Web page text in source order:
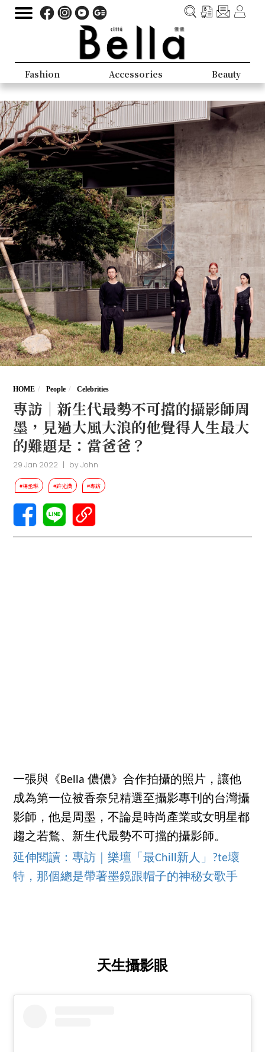
Fashion Accessories Beauty
HOME People Celebrities
專訪｜新生代最勢不可擋的攝影師周
墨，見過大風大浪的他覺得人生最大
的難題是：當爸爸？
29 Jan 2022 | byJohn
#楊丞琳 #許光漢 #專訪
一張與《Bella 儂儂》合作拍攝的照片，讓他
成為第一位被香奈兒精選至攝影專刊的台灣攝
影師，他是周墨，不論是時尚產業或女明星都
趨之若鶩、新生代最勢不可擋的攝影師。
延伸閱讀：專訪｜樂壇「最Chill新人」?te壞
特，那個總是帶著墨鏡跟帽子的神秘女歌手
天生攝影眼